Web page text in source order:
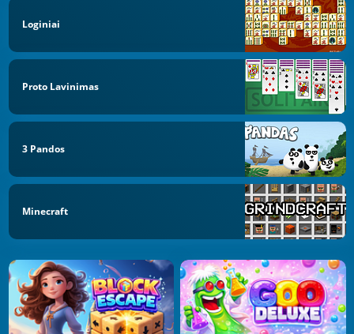
Loginiai
Proto Lavinimas
3 Pandos
Minecraft